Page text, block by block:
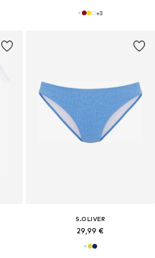
+3
S.OLIVER
29,99 €